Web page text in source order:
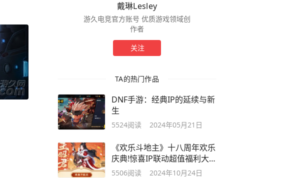
戴琳Lesley
游久电竞官方账号 优质游戏领域创
作者
关注
TA的热门作品
DNF手游：经典IP的延续与新
生
5524阅读 2024年05月21日
《欢乐斗地主》十八周年欢乐
庆典!惊喜IP联动超值福利大
放送!
5506阅读 2024年10月24日